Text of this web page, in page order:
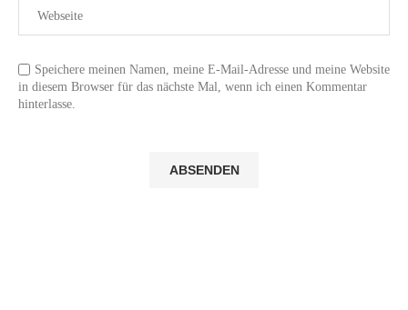
Speichere meinen Namen, meine E-Mail-Adresse und meine Website
in diesem Browser für das nächste Mal, wenn ich einen Kommentar
hinterlasse.